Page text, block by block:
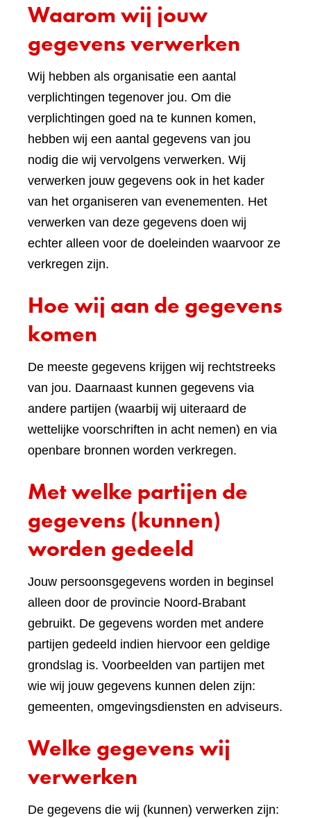
Waarom wij jouw
gegevens verwerken
Wij hebben als organisatie een aantal
verplichtingen tegenover jou. Om die
verplichtingen goed na te kunnen komen,
hebben wij een aantal gegevens van jou
nodig die wij vervolgens verwerken. Wij
verwerken jouw gegevens ook in het kader
van het organiseren van evenementen. Het
verwerken van deze gegevens doen wij
echter alleen voor de doeleinden waarvoor ze
verkregen zijn.
Hoe wij aan de gegevens
komen
De meeste gegevens krijgen wij rechtstreeks
van jou. Daarnaast kunnen gegevens via
andere partijen (waarbij wij uiteraard de
wettelijke voorschriften in acht nemen) en via
openbare bronnen worden verkregen.
Met welke partijen de
gegevens (kunnen)
worden gedeeld
Jouw persoonsgegevens worden in beginsel
alleen door de provincie Noord-Brabant
gebruikt. De gegevens worden met andere
partijen gedeeld indien hiervoor een geldige
grondslag is. Voorbeelden van partijen met
wie wij jouw gegevens kunnen delen zijn:
gemeenten, omgevingsdiensten en adviseurs.
Welke gegevens wij
verwerken
De gegevens die wij (kunnen) verwerken zijn: